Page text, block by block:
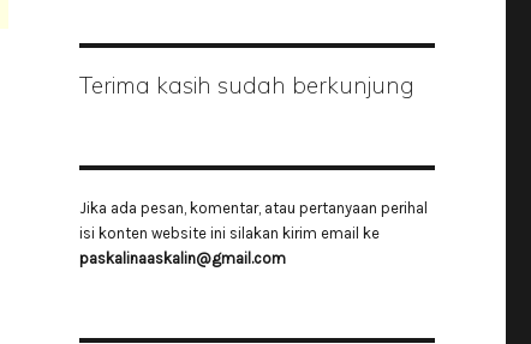
Terima kasih sudah berkunjung
Jika ada pesan, komentar, atau pertanyaan perihal
isi konten website ini silakan kirim email ke
paskalinaaskalin@gmail.com